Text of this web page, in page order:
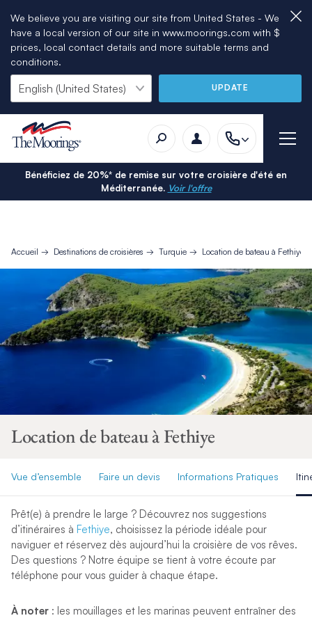
We believe you are visiting our site from United States - We
have a local version of our site in www.moorings.com with $
prices, local contact details and more suitable terms and
conditions.
UPDATE
Bénéficiez de 20%* de remise sur votre croisière d'été en
Méditerranée. Voir l'offre
Accueil Destinations de croisières Turquie Location de bateau à Fethiye
Location de bateau à Fethiye
Vue d’ensemble Faire un devis Informations Pratiques
Prêt(e) à prendre le large ? Découvrez nos suggestions
d’itinéraires à Fethiye, choisissez la période idéale pour
naviguer et réservez dès aujourd’hui la croisière de vos rêves.
Des questions ? Notre équipe se tient à votre écoute par
téléphone pour vous guider à chaque étape.
À noter: les mouillages et les marinas peuvent entraîner des